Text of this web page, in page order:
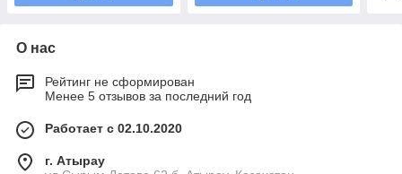
О нас
Рейтинг не сформирован
Менее 5 отзывов за последний год
Работает с 02.10.2020
г. Атырау